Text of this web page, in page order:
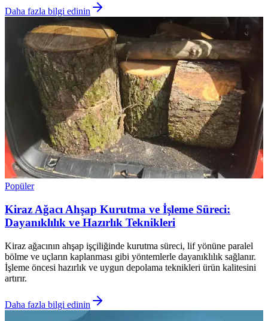
Daha fazla bilgi edinin
Popüler
Kiraz Ağacı Ahşap Kurutma ve İşleme Süreci:
Dayanıklılık ve Hazırlık Teknikleri
Kiraz ağacının ahşap işçiliğinde kurutma süreci, lif yönüne paralel
bölme ve uçların kaplanması gibi yöntemlerle dayanıklılık sağlanır.
İşleme öncesi hazırlık ve uygun depolama teknikleri ürün kalitesini
artırır.
Daha fazla bilgi edinin